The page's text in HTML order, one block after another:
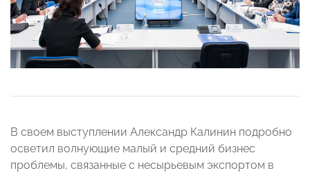
В своем выступлении Александр Калинин подробно
осветил волнующие малый и средний бизнес
проблемы, связанные с несырьевым экспортом в